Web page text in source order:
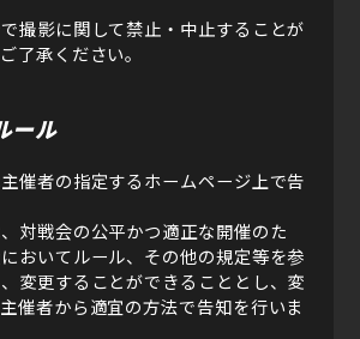
撮影に関して禁止・中止することが
了承ください。
ール
催者の指定するホームページ上で告
対戦会の公平かつ適正な開催のた
おいてルール、その他の規定等を参
変更することができることとし、変
催者から適宜の方法で告知を行いま